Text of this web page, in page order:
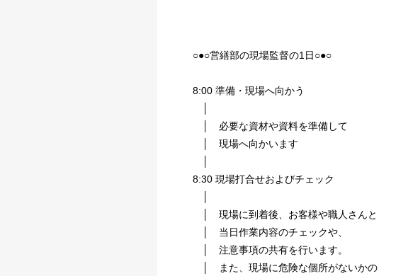
○●○営繕部の現場監督の1日○●○
8:00 準備・現場へ向かう
│ 必要な資材や資料を準備して
│ 現場へ向かいます
8:30 現場打合せおよびチェック
│ 現場に到着後、お客様や職人さんと
│ 当日作業内容のチェックや、
│ 注意事項の共有を行います。
│ また、現場に危険な個所がないかの